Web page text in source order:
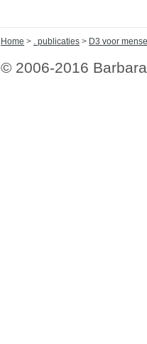
Home > . publicaties > D3 voor
© 2006-2016